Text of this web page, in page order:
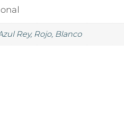
Rey, Rojo, Blanco